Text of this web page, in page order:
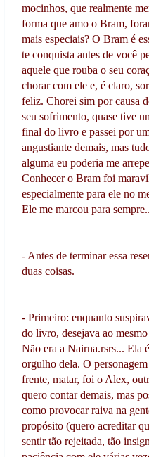
mocinhos, que realmente
forma que amo o Bram,
mais especiais? O Bram é
te conquista antes de você
aquele que rouba o seu
chorar com ele e, é claro,
feliz. Chorei sim por causa
seu sofrimento, quase tive
final do livro e passei por
angustiante demais, mas
alguma eu poderia me
Conhecer o Bram foi
especialmente para ele no
Ele me marcou para
- Antes de terminar essa
duas coisas.
- Primeiro: enquanto
do livro, desejava ao
Não era a Nairna.rsrs... Ela
orgulho dela. O
frente, matar, foi o Alex,
quero contar demais, mas
como provocar raiva na
propósito (quero acreditar
sentir tão rejeitada, tão